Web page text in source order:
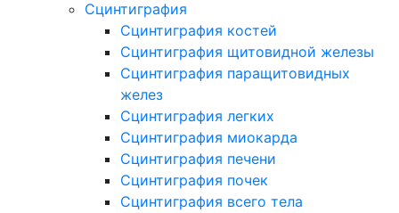
Сцинтиграфия
Сцинтиграфия костей
Сцинтиграфия щитовидной железы
Сцинтиграфия паращитовидных
желез
Сцинтиграфия легких
Сцинтиграфия миокарда
Сцинтиграфия печени
Сцинтиграфия почек
Сцинтиграфия всего тела